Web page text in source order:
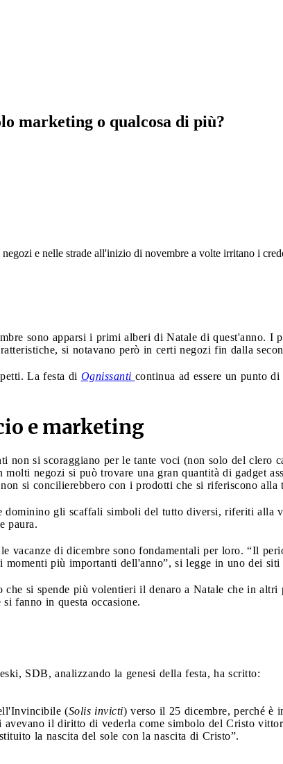
marketing o qualcosa di più?
e nelle strade all'inizio di novembre a volte irritano i
sono apparsi i primi alberi di Natale di quest'anno. I
si notavano però in certi negozi fin dalla
La festa di Ognissanti continua ad essere un punto
e marketing
non si scoraggiano per le tante voci (non solo del clero
negozi si può trovare una gran quantità di gadget
si concilierebbero con i prodotti che si riferiscono alla
dominino gli scaffali simboli del tutto diversi, riferiti alla
paura.
vacanze di dicembre sono fondamentali per loro. “Il
più importanti dell'anno”, si legge in uno dei
che si spende più volentieri il denaro a Natale che in
fanno in questa occasione.
SDB, analizzando la genesi della festa, ha scritto:
(Solis invicti) verso il 25 dicembre, perché è
il diritto di vederla come simbolo del Cristo
la nascita del sole con la nascita di Cristo”.